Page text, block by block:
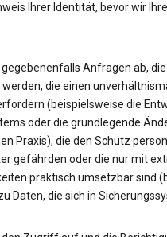
Ihrer Identität, bevor wir
gegebenenfalls Anfragen ab,
die einen
(beispielsweise die
oder die grundlegende
Praxis), die den Schutz
gefährden oder die nur mit
praktisch umsetzbar sind
Daten, die sich in